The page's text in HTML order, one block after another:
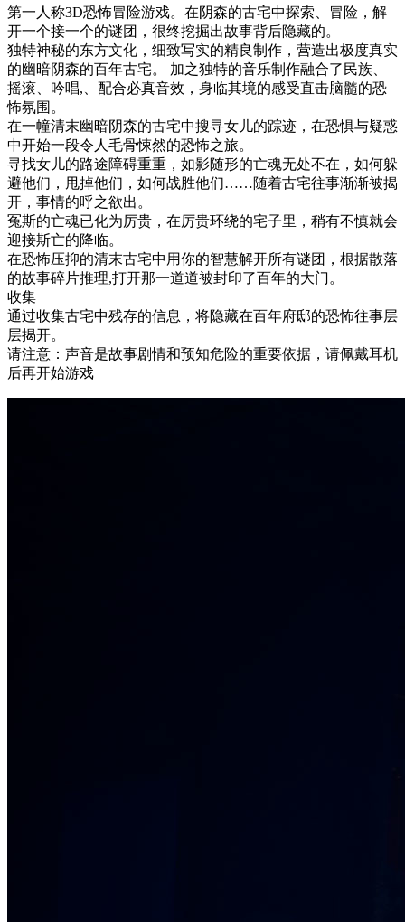
第一人称3D恐怖冒险游戏。在阴森的古宅中探索、冒险，解
开一个接一个的谜团，很终挖掘出故事背后隐藏的。
独特神秘的东方文化，细致写实的精良制作，营造出极度真实
的幽暗阴森的百年古宅。 加之独特的音乐制作融合了民族、
摇滚、吟唱,、配合必真音效，身临其境的感受直击脑髓的恐
怖氛围。
在一幢清末幽暗阴森的古宅中搜寻女儿的踪迹，在恐惧与疑惑
中开始一段令人毛骨悚然的恐怖之旅。
寻找女儿的路途障碍重重，如影随形的亡魂无处不在，如何躲
避他们，甩掉他们，如何战胜他们……随着古宅往事渐渐被揭
开，事情的呼之欲出。
冤斯的亡魂已化为厉贵，在厉贵环绕的宅子里，稍有不慎就会
迎接斯亡的降临。
在恐怖压抑的清末古宅中用你的智慧解开所有谜团，根据散落
的故事碎片推理,打开那一道道被封印了百年的大门。
收集
通过收集古宅中残存的信息，将隐藏在百年府邸的恐怖往事层
层揭开。
请注意：声音是故事剧情和预知危险的重要依据，请佩戴耳机
后再开始游戏